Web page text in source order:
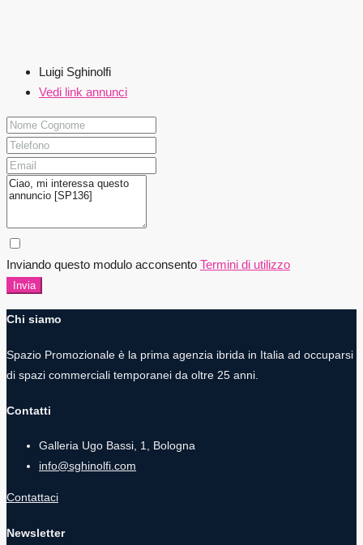
Luigi Sghinolfi
Vedi link annunci
Inviando questo modulo acconsento Termini di utilizzo
Invia
Chi siamo
Spazio Promozionale è la prima agenzia ibrida in Italia ad occuparsi
di spazi commerciali temporanei da oltre 25 anni.
Contatti
Galleria Ugo Bassi, 1, Bologna
info@sghinolfi.com
Contattaci
Newsletter